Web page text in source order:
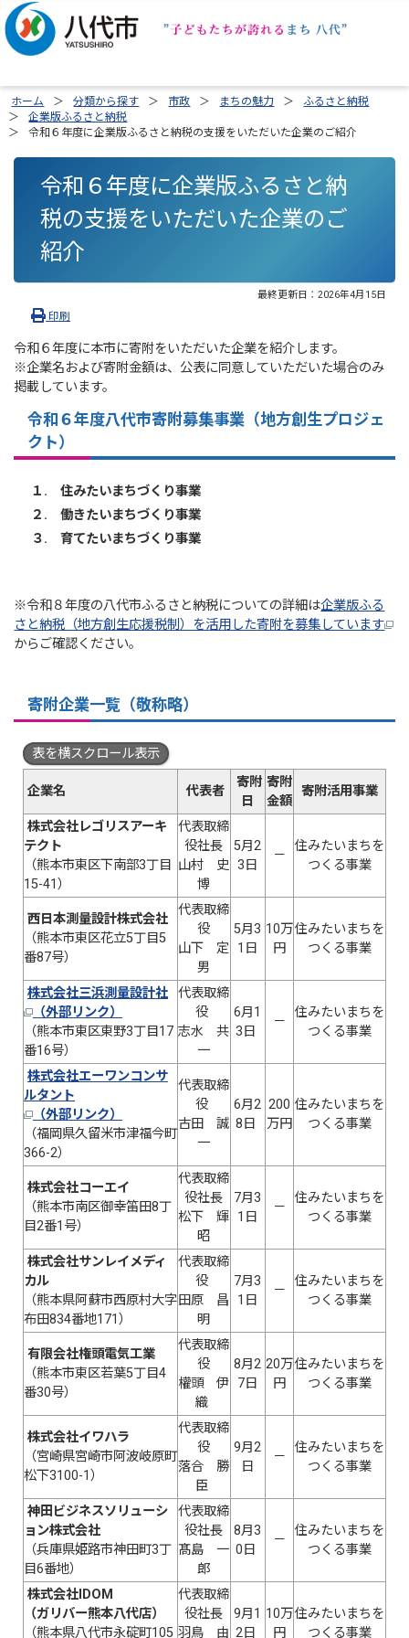
ホーム 分類から探す 市政 まちの魅力
ふるさと納税
企業版ふるさと納税
令和６年度に企業版ふるさと納税の支援をいただいた企業のご紹介
令和６年度に企業版ふるさと納
税の支援をいただいた企業のご
紹介
最終更新日： 2026年4月15日
印刷
令和６年度に本市に寄附をいただいた企業を紹介します。
※企業名および寄附金額は、公表に同意していただいた場合のみ
掲載しています。
令和６年度八代市寄附募集事業（地方創生プロジェ
クト）
１. 住みたいまちづくり事業
２. 働きたいまちづくり事業
３. 育てたいまちづくり事業
※令和８年度の八代市ふるさと納税についての詳細は企業版ふる
さと納税（地方創生応援税制）を活用した寄附を募集しています
からご確認ください。
寄附企業一覧（敬称略）
表を横スクロール表示
企業名 代表者
寄附
日
寄附
金額
寄附活用事業
株式会社レゴリスアーキ
テクト
（熊本市東区下南部3丁目
15-41）
代表取締
役社長
山村 史
博
5月2
3日
－
住みたいまちを
つくる事業
西日本測量設計株式会社
（熊本市東区花立5丁目5
番87号）
代表取締
役
山下 定
男
5月3
1日
10万
円
住みたいまちを
つくる事業
株式会社三浜測量設計社
（外部リンク）
（熊本市東区東野3丁目17
番16号）
代表取締
役
志水 共
一
6月1
3日
－
住みたいまちを
つくる事業
株式会社エーワンコンサ
ルタント
（外部リンク）
（福岡県久留米市津福今町
366-2）
代表取締
役
古田 誠
一
6月2
8日
200
万円
住みたいまちを
つくる事業
株式会社コーエイ
（熊本市南区御幸笛田8丁
目2番1号）
代表取締
役社長
松下 輝
昭
7月3
1日
－
住みたいまちを
つくる事業
株式会社サンレイメディ
カル
（熊本県阿蘇市西原村大字
布田834番地171）
代表取締
役
田原 昌
明
7月3
1日
－
住みたいまちを
つくる事業
有限会社権頭電気工業
（熊本市東区若葉5丁目4
番30号）
代表取締
役
權頭 伊
織
8月2
7日
20万
円
住みたいまちを
つくる事業
株式会社イワハラ
（宮崎県宮崎市阿波岐原町
松下3100-1）
代表取締
役
落合 勝
臣
9月2
日
－
住みたいまちを
つくる事業
神田ビジネスソリューシ
ョン株式会社
（兵庫県姫路市神田町3丁
目6番地）
代表取締
役社長
髙島 一
郎
8月3
0日
－
住みたいまちを
つくる事業
株式会社IDOM
（ガリバー熊本八代店）
（熊本県八代市永碇町105
代表取締
役社長
羽鳥 由
9月1
2日
10万
円
住みたいまちを
つくる事業